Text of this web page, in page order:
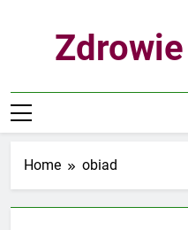
Home obiad